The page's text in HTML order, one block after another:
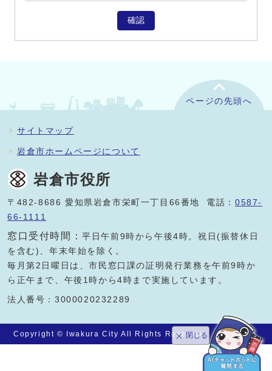
確認
閉じる
ページの先頭へ
サイトマップ
岩倉市ホームページについて
岩倉市役所
〒482-8686 愛知県岩倉市栄町一丁目66番地 電話：0587-
66-1111
窓口受付時間：平日午前9時から午後4時。祝日(振替休日
を含む)、年末年始を除く。
毎月第2日曜日は、市民窓口課の証明発行業務を午前9時か
ら正午まで、午後1時から4時まで実施しています。
法人番号：3000020232289
Copyright © Iwakura City All Rights Reserved.